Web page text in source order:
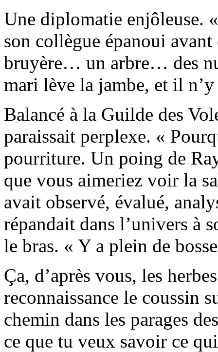
Une diplomatie enjôleuse.
son collègue épanoui
bruyère… un arbre… des
mari lève la jambe, et il
Balancé à la Guilde des
paraissait perplexe. «
pourriture. Un poing de
que vous aimeriez voir la
avait observé, évalué,
répandait dans l’univers à
le bras. « Y a plein de
Ça, d’après vous, les
reconnaissance le coussin
chemin dans les parages
ce que tu veux savoir ce